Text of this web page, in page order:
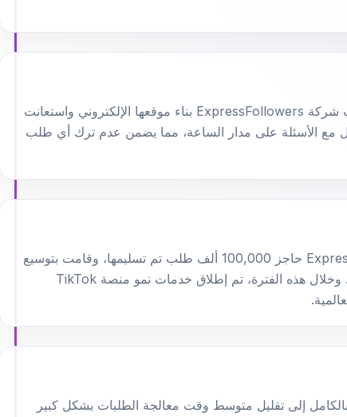
مع نمو قاعدة العملاء، أعادت شركة ExpressFollowers بناء موقعها الإلكتروني واستعانت
مع الأسئلة على مدار الساعة، مما يضمن عدم ترك أي طلب
تجاوزت شركة ExpressFollowers حاجز 100,000 ألف طلب تم تسليمها، وقامت بتوسيع
فريقها لتلبية الطلب المتزايد. وخلال هذه الفترة، تم إطلاق خدمات نمو منصة TikTok
بالكامل إلى تقليل متوسط ​​وقت معالجة الطلبات بشكل كبير